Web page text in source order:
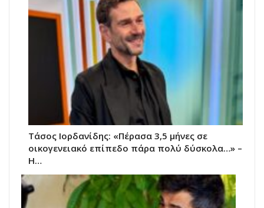
Τάσος Ιορδανίδης: «Πέρασα 3,5 μήνες σε
οικογενειακό επίπεδο πάρα πολύ δύσκολα…» –
Η…